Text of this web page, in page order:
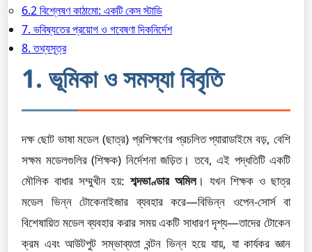
6.2 বিশ্লেষণ কাঠামো: একটি কেস স্টাডি
7. ভবিষ্যতের প্রয়োগ ও গবেষণা দিকনির্দেশ
8. তথ্যসূত্র
1. ভূমিকা ও সমস্যা বিবৃতি
দক্ষ ছোট ভাষা মডেল (ছাত্র) প্রশিক্ষণের প্রচলিত প্যারাডাইমে বড়, বেশি
সক্ষম মডেলগুলির (শিক্ষক) নির্দেশনা জড়িত। তবে, এই পদ্ধতিটি একটি
মৌলিক বাধার সম্মুখীন হয়:শব্দভাণ্ডার অমিল। যখন শিক্ষক ও ছাত্র
মডেল ভিন্ন টোকেনাইজার ব্যবহার করে—বিভিন্ন ওপেন-সোর্স বা
বিশেষায়িত মডেল ব্যবহার করার সময় একটি সাধারণ দৃশ্য—তাদের টোকেন
ক্রম এবং আউটপুট সম্ভাব্যতা বন্টন ভিন্ন হয়ে যায়, যা কার্যকর জ্ঞান